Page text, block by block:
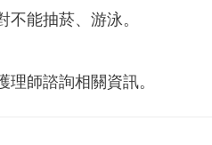
能抽菸、游泳。
師諮詢相關資訊。